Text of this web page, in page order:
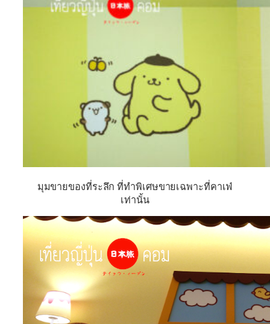
มุมขายของที่ระลึก ที่ทำพิเศษขายเฉพาะที่คาเฟ่
เท่านั้น